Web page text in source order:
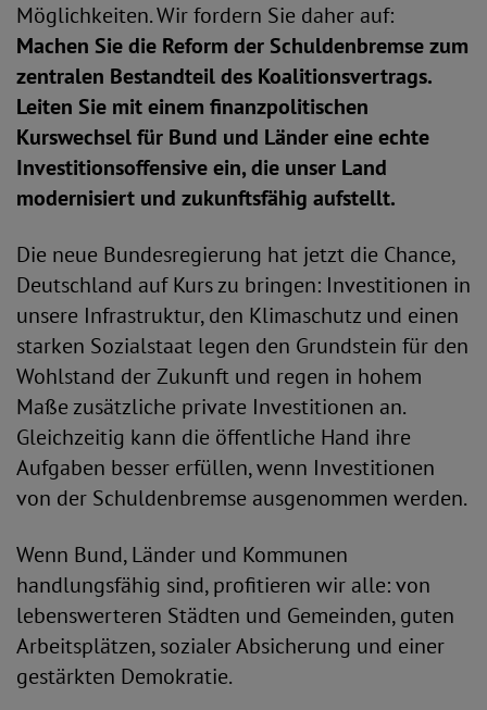
Möglichkeiten. Wir fordern Sie daher auf:
Machen Sie die Reform der Schuldenbremse zum
zentralen Bestandteil des Koalitionsvertrags.
Leiten Sie mit einem finanzpolitischen
Kurswechsel für Bund und Länder eine echte
Investitionsoffensive ein, die unser Land
modernisiert und zukunftsfähig aufstellt.
Die neue Bundesregierung hat jetzt die Chance,
Deutschland auf Kurs zu bringen: Investitionen in
unsere Infrastruktur, den Klimaschutz und einen
starken Sozialstaat legen den Grundstein für den
Wohlstand der Zukunft und regen in hohem
Maße zusätzliche private Investitionen an.
Gleichzeitig kann die öffentliche Hand ihre
Aufgaben besser erfüllen, wenn Investitionen
von der Schuldenbremse ausgenommen werden.
Wenn Bund, Länder und Kommunen
handlungsfähig sind, profitieren wir alle: von
lebenswerteren Städten und Gemeinden, guten
Arbeitsplätzen, sozialer Absicherung und einer
gestärkten Demokratie.